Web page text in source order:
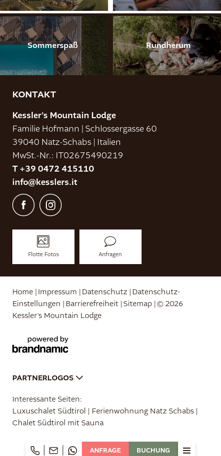
ANFRAGE BUCHUNG
Sommerspaß Rundherum
KONTAKT
Kessler’s Mountain Lodge
Familie Hofmann
Schlossergasse 60
39040 Natz-Schabs
Italien
MwSt.-Nr.: IT02675490219
T +39 0472 415110
info@kesslers.it
Flotte Fotos Anfragen
Home Impressum Datenschutz Datenschutz-
Einstellungen
Barrierefreiheit Sitemap © 2026
Kessler’s Mountain Lodge
PARTNERLOGOS
Interessante Seiten:
Luxuschalet Südtirol | Ferienwohnung Natz Schabs |
Chalet Südtirol mit Sauna